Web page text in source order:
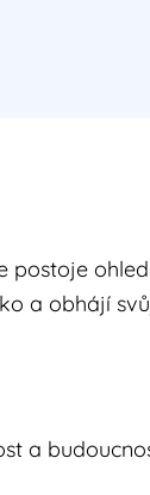
postoje
a obhájí
a